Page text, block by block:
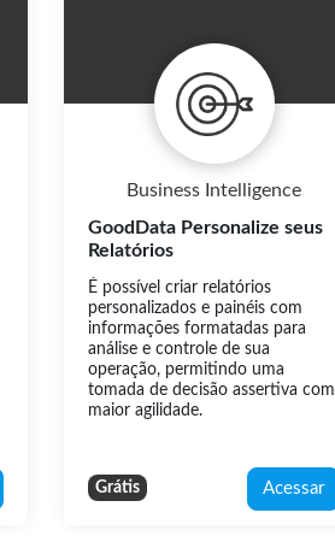
Business Intelligence
GoodData Personalize seus
Relatórios
É possível criar relatórios
personalizados e painéis com
informações formatadas para
análise e controle de sua
operação, permitindo uma
tomada de decisão assertiva com
maior agilidade.
Grátis Acessar